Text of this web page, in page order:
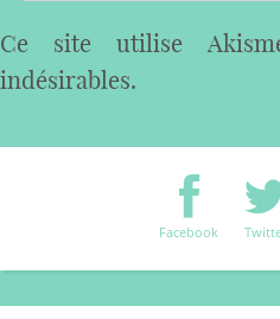
Ce site utilise
indésirables.
Facebook